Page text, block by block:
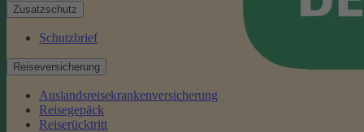
Zusatzschutz
Schutzbrief
Reiseversicherung
Auslandsreisekrankenversicherung
Reisegepäck
Reiserücktritt